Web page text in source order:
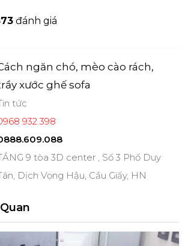
đánh giá
ngăn chó, mèo cào rách,
xước ghế sofa
tức
932 398
9 tòa 3D center , Số 3 Phố Duy
Dịch Vọng Hậu, Cầu Giấy, HN